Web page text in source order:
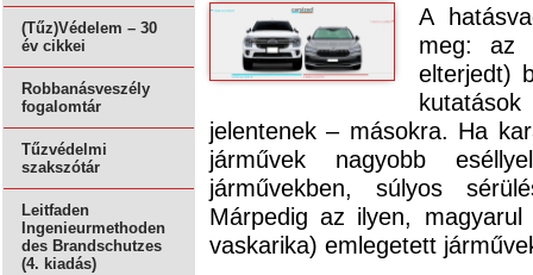
(Tűz)Védelem – 30
év cikkei
Robbanásveszély
fogalomtár
Tűzvédelmi
szakszótár
Leitfaden
Ingenieurmethoden
des Brandschutzes
(4. kiadás)
A
meg: az
elterjedt)
jelentenek – másokra. Ha
járművek nagyobb
járművekben, súlyos
Márpedig az ilyen,
vaskarika) emlegetett